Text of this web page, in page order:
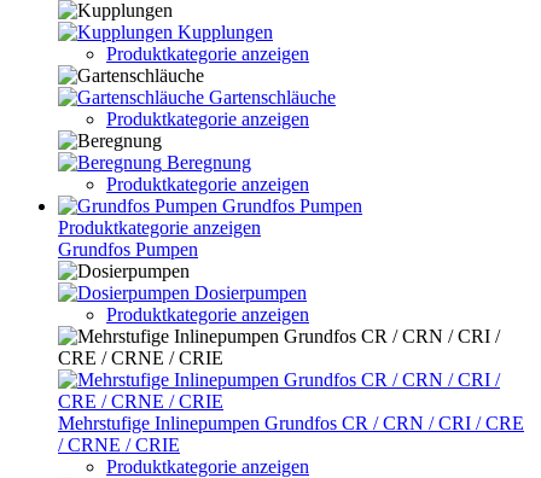
Kupplungen
Produktkategorie anzeigen
Gartenschläuche
Produktkategorie anzeigen
Beregnung
Produktkategorie anzeigen
Grundfos Pumpen
Produktkategorie anzeigen
Grundfos Pumpen
Dosierpumpen
Produktkategorie anzeigen
Mehrstufige Inlinepumpen Grundfos CR / CRN / CRI / CRE
/ CRNE / CRIE
Produktkategorie anzeigen